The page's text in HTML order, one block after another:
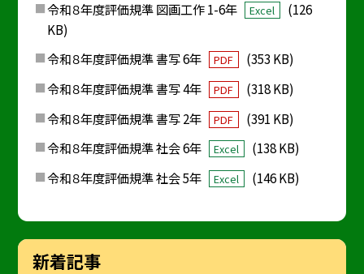
令和８年度評価規準 図画工作 1-6年
Excel
(126
KB)
令和８年度評価規準 書写 6年
PDF
(353 KB)
令和８年度評価規準 書写 4年
PDF
(318 KB)
令和８年度評価規準 書写 2年
PDF
(391 KB)
令和８年度評価規準 社会 6年
Excel
(138 KB)
令和８年度評価規準 社会 5年
Excel (146 KB)
新着記事